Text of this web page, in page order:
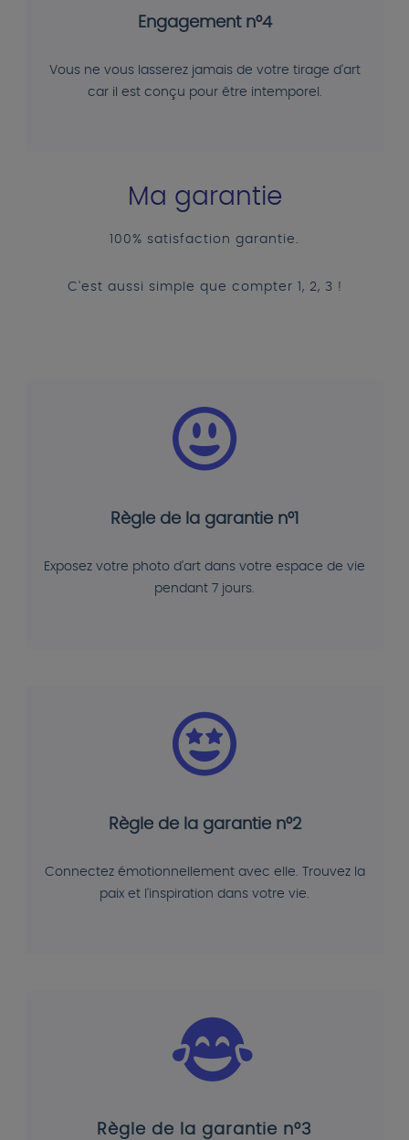
Engagement n°4
Vous ne vous lasserez jamais de votre tirage d'art
car il est conçu pour être intemporel.
Ma garantie
100% satisfaction garantie.
C'est aussi simple que compter 1, 2, 3 !
Règle de la garantie n°1
Exposez votre photo d'art dans votre espace de vie
pendant 7 jours.
Règle de la garantie n°2
Connectez émotionnellement avec elle. Trouvez la
paix et l'inspiration dans votre vie.
Règle de la garantie n°3